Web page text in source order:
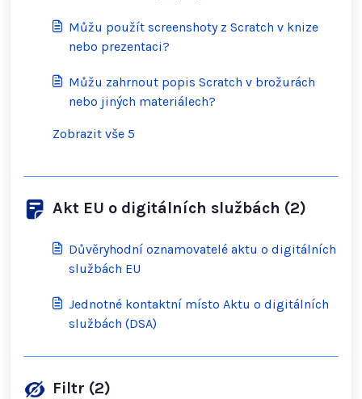
Můžu použít screenshoty z Scratch v knize
nebo prezentaci?
Můžu zahrnout popis Scratch v brožurách
nebo jiných materiálech?
Zobrazit vše 5
Akt EU o digitálních službách (2)
Důvěryhodní oznamovatelé aktu o digitálních
službách EU
Jednotné kontaktní místo Aktu o digitálních
službách (DSA)
Filtr (2)